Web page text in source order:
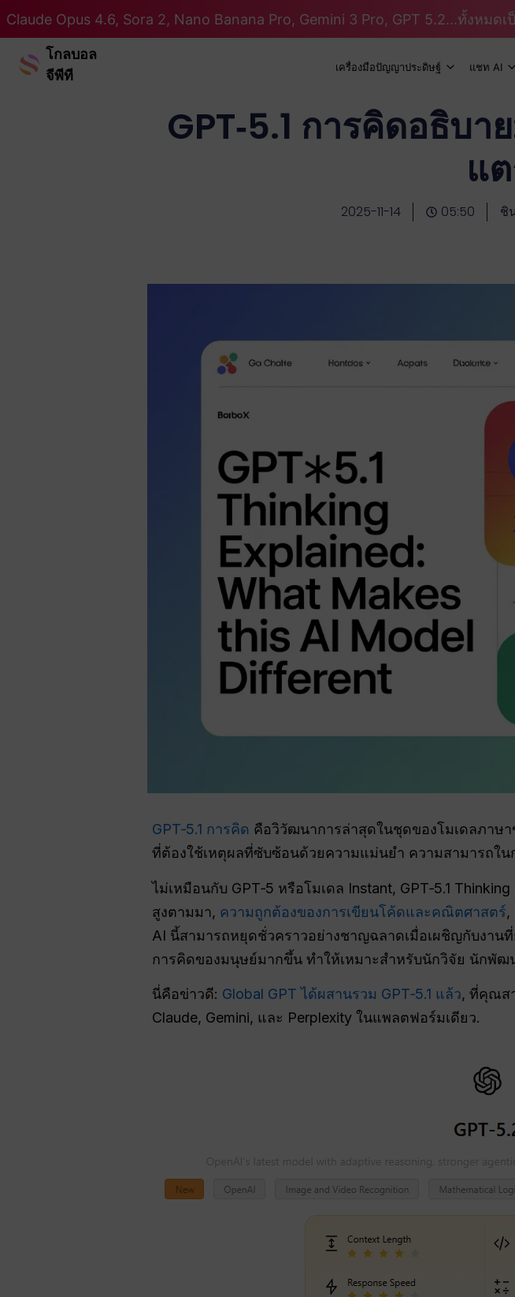
Claude Opus 4.6, Sora 2, Nano Banana Pro, Gemini 3 Pro, GPT 5.2...ทั้งหมดเ
โกลบอล
จีพีที
เครื่องมือปัญญาประดิษฐ์ แชท AI
GPT‑5.1 การคิดอธิบ
แ
2025-11-14 05:50 ชิ
GPT‑5.1 การคิด คือวิวัฒนาการล่าสุดในชุดของโมเดลภาษ
ที่ต้องใช้เหตุผลที่ซับซ้อนด้วยความแม่นยำ ความสามารถใ
ไม่เหมือนกับ GPT‑5 หรือโมเดล Instant, GPT‑5.1
สูงตามมา, ความถูกต้องของการเขียนโค้ดและคณิตศาสตร์,
AI นี้สามารถหยุดชั่วคราวอย่างชาญฉลาดเมื่อเผชิญกับงาน
การคิดของมนุษย์มากขึ้น ทำให้เหมาะสำหรับนักวิจัย นักพั
นี่คือข่าวดี: Global GPT ได้ผสานรวม GPT‑5.1 แล้ว, ที่คุณส
Claude, Gemini, และ Perplexity ในแพลตฟอร์มเดียว.